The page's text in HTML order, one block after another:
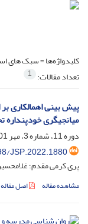
کلیدواژه‌ها =سبک های
تعداد مقالات: 1
پیش بینی اهمالکاری
میانجیگری
دوره 11، شماره 3، مهر 1401، صفحه
JSP.2022.1880
پری کرمی مقدم؛
مشاهده مقاله اصل مقاله